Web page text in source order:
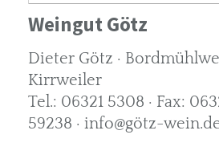
Weingut Götz
Dieter Götz ·
Kirrweiler
Tel.: 06321 5308 · Fax:
59238 · info@götz-